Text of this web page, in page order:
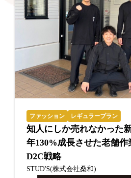
ファッション レギュラープラン
知人にしか売れなかった
年130%成長させた老舗
D2C戦略
STUD'S(株式会社桑和)